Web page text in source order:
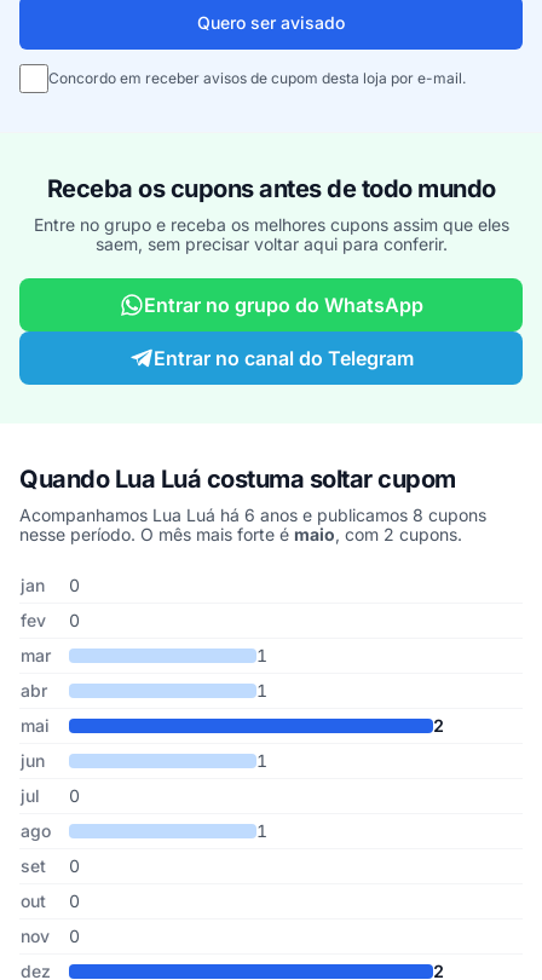
Quero ser avisado
Concordo em receber avisos de cupom desta loja por e-mail.
Receba os cupons antes de todo mundo
Entre no grupo e receba os melhores cupons assim que eles
saem, sem precisar voltar aqui para conferir.
Entrar no grupo do WhatsApp
Entrar no canal do Telegram
Quando Lua Luá costuma soltar cupom
Acompanhamos Lua Luá há 6 anos e publicamos 8 cupons
nesse período. O mês mais forte é maio, com 2 cupons.
Cupons de Lua Luá publicados por mês, somando os últimos 6
Mês Cupons publicados
jan
0
fev
0
mar
1
abr
1
mai
2
jun
1
jul
0
ago
1
set
0
out
0
nov
0
dez
2